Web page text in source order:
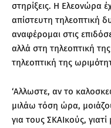
στηρίξεις. Η Ελεονώρα
απίστευτη τηλεοπτική
αναφέρομαι στις
αλλά στη τηλεοπτική
τηλεοπτική της
‘Αλλωστε, αν το
μιλάω τόση ώρα,
για τους ΣΚΑΙκούς,